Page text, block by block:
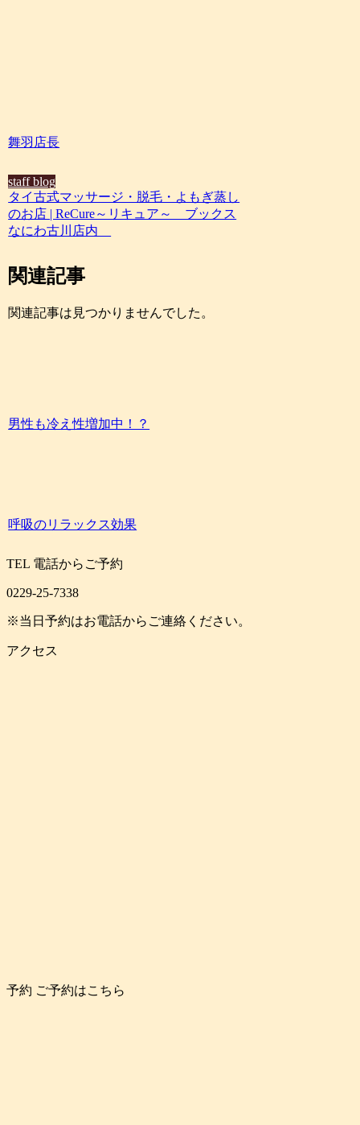
舞羽店長
staff blog
タイ古式マッサージ・脱毛・よもぎ蒸し
のお店 | ReCure～リキュア～ ブックス
なにわ古川店内
関連記事
関連記事は見つかりませんでした。
男性も冷え性増加中！？
呼吸のリラックス効果
TEL 電話からご予約
0229-25-7338
※当日予約はお電話からご連絡ください。
アクセス
予約 ご予約はこちら